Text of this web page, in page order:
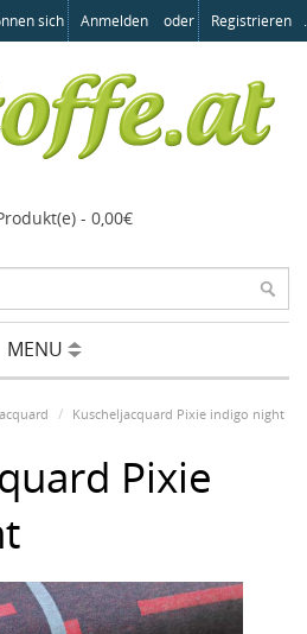
sich Anmelden oder Registrieren .
- 0,00€
MENU
Kuscheljacquard Pixie indigo night
Pixie